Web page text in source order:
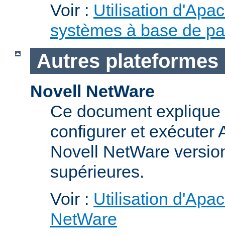
Voir : Utilisation
systèmes à base de
Autres plateformes
Novell NetWare
Ce document
configurer et exécuter
Novell NetWare
supérieures.
Voir : Utilisation
NetWare